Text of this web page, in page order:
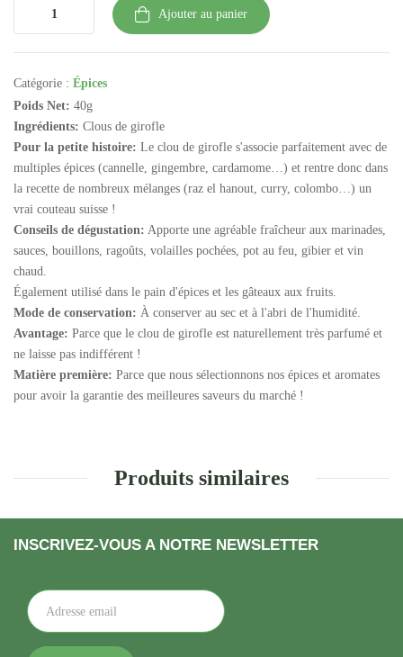
Ajouter au panier
Catégorie : Épices
Poids Net: 40g
Ingrédients: Clous de girofle
Pour la petite histoire: Le clou de girofle s'associe parfaitement avec de
multiples épices (cannelle, gingembre, cardamome…) et rentre donc dans
la recette de nombreux mélanges (raz el hanout, curry, colombo…) un
vrai couteau suisse !
Conseils de dégustation: Apporte une agréable fraîcheur aux marinades,
sauces, bouillons, ragoûts, volailles pochées, pot au feu, gibier et vin
chaud.
Également utilisé dans le pain d'épices et les gâteaux aux fruits.
Mode de conservation: À conserver au sec et à l'abri de l'humidité.
Avantage: Parce que le clou de girofle est naturellement très parfumé et
ne laisse pas indifférent !
Matière première: Parce que nous sélectionnons nos épices et aromates
pour avoir la garantie des meilleures saveurs du marché !
Produits similaires
INSCRIVEZ-VOUS A NOTRE NEWSLETTER